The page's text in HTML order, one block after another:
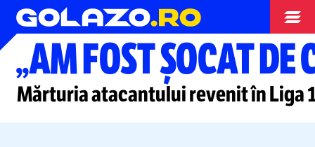
Superliga
„AM FOST ȘOCAT DE
Mărturia atacantului revenit în Liga